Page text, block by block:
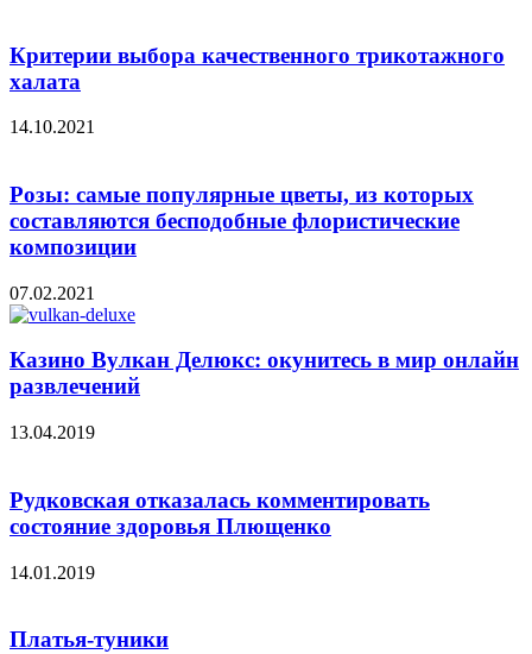
Критерии выбора качественного трикотажного
халата
14.10.2021
Розы: самые популярные цветы, из которых
составляются бесподобные флористические
композиции
07.02.2021
Казино Вулкан Делюкс: окунитесь в мир онлайн
развлечений
13.04.2019
Рудковская отказалась комментировать
состояние здоровья Плющенко
14.01.2019
Платья-туники